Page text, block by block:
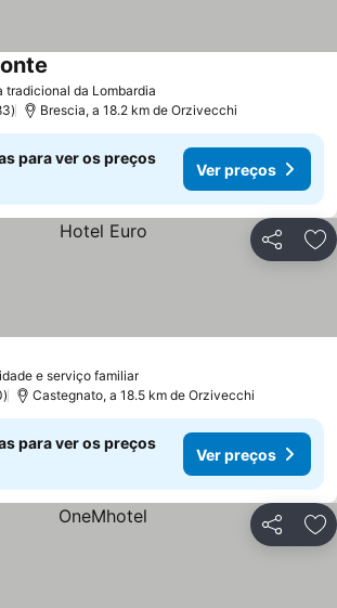
tradicional da Lombardia
Brescia, a 18.2 km de Orzivecchi
para ver os preços
Ver preços
Partilhar
e serviço familiarVer preços
Castegnato, a 18.5 km de Orzivecchi
para ver os preços
Ver preços
Partilhar